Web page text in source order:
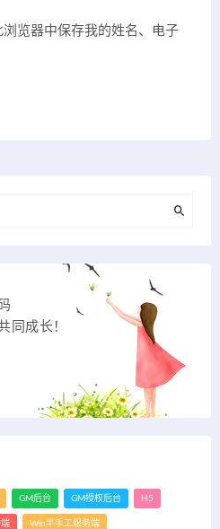
浏览器中保存我的姓名、电子
同成长！
GM后台 GM授权后台 H5
端 Win半手工服务端